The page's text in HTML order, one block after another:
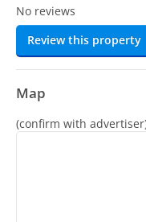
No reviews
Review this property
Map
(confirm with